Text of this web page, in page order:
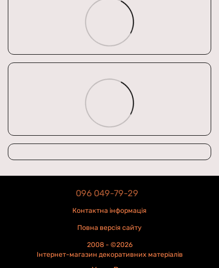
096 049-79-29
Контактна інформація
Повна версія сайту
2008 - ©2026
Інтернет-магазин декоративних матеріалів